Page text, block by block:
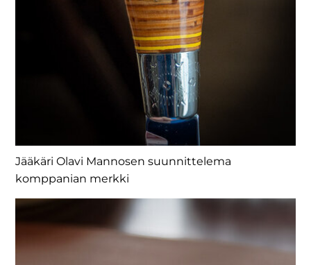
Jääkäri Olavi Mannosen suunnittelema
komppanian merkki